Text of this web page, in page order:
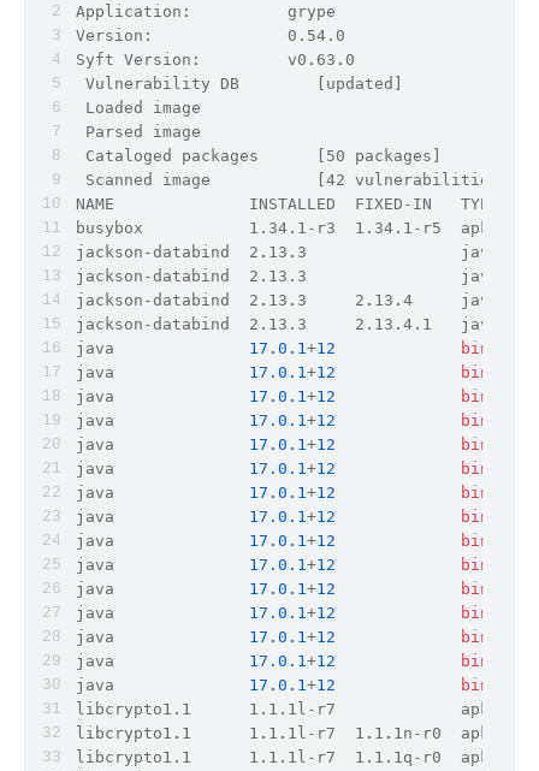
Application:          grype
Version:              0.54.0
Syft Version:         v0.63.0
Vulnerability DB        [updated]
Loaded image
Parsed image
Cataloged packages      [50 packages]
Scanned image           [42 vulnerabilities]
NAME              INSTALLED  FIXED-IN   TYPE
busybox           1.34.1-r3  1.34.1-r5  apk
jackson-databind  2.13.3                java-
jackson-databind  2.13.3                java-
jackson-databind  2.13.3     2.13.4     java-
jackson-databind  2.13.3     2.13.4.1
java 17.0 .1+12 binary
java 17.0 .1+12 binary
java 17.0 .1+12 binary
java 17.0 .1+12 binary
java 17.0 .1+12 binary
java 17.0 .1+12 binary
java 17.0 .1+12 binary
java 17.0 .1+12 binary
java 17.0 .1+12 binary
java 17.0 .1+12 binary
java 17.0 .1+12 binary
java 17.0 .1+12 binary
java 17.0 .1+12 binary
java 17.0 .1+12 binary
java 17.0 .1+12 binary
libcrypto1.1      1.1.1l-r7             apk
libcrypto1.1      1.1.1l-r7  1.1.1n-r0  apk
libcrypto1.1      1.1.1l-r7  1.1.1q-r0  apk